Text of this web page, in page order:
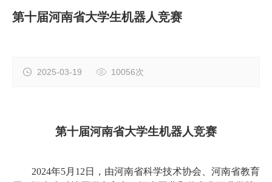
第十届河南省大学生机器人竞赛
2025-03-19 10056次
第十届河南省大学生机器人竞赛
2024年5月12日，由河南省科学技术协会、河南省教育